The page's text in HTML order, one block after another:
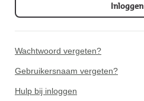
Inloggen
Wachtwoord vergeten?
Gebruikersnaam vergeten?
Hulp bij inloggen